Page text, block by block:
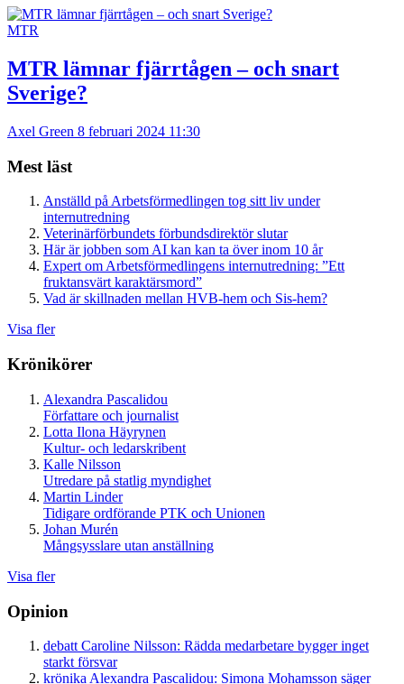
MTR
MTR lämnar fjärrtågen – och snart
Sverige?
Axel Green 8 februari 2024 11:30
Mest läst
Anställd på Arbetsförmedlingen tog sitt liv under
internutredning
Veterinärförbundets förbundsdirektör slutar
Här är jobben som AI kan kan ta över inom 10 år
Expert om Arbetsförmedlingens internutredning: ”Ett
fruktansvärt karaktärsmord”
Vad är skillnaden mellan HVB-hem och Sis-hem?
Visa fler
Krönikörer
Alexandra Pascalidou
Författare och journalist
Lotta Ilona Häyrynen
Kultur- och ledarskribent
Kalle Nilsson
Utredare på statlig myndighet
Martin Linder
Tidigare ordförande PTK och Unionen
Johan Murén
Mångsysslare utan anställning
Visa fler
Opinion
debatt Caroline Nilsson: Rädda medarbetare bygger inget
starkt försvar
krönika Alexandra Pascalidou: Simona Mohamsson säger